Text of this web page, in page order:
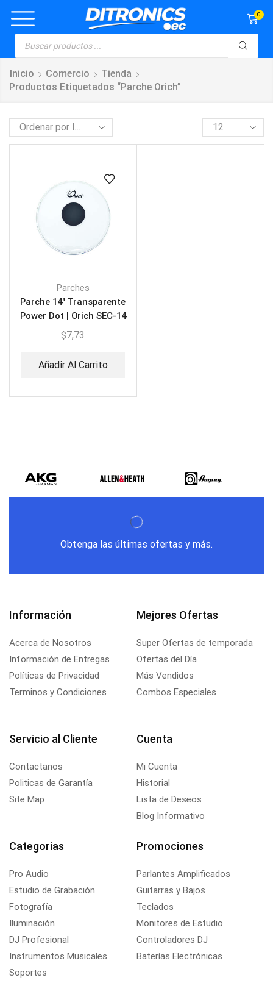
0
Inicio Comercio
Tienda
Productos Etiquetados “parche Orich”
Parches
Parche 14″ Transparente
Power Dot | Orich SEC-14
$7,73
Añadir Al Carrito
Obtenga las últimas ofertas y más.
Información
Acerca de Nosotros
Información de Entregas
Políticas de Privacidad
Terminos y Condiciones
Mejores Ofertas
Super Ofertas de temporada
Ofertas del Día
Más Vendidos
Combos Especiales
Servicio al Cliente
Contactanos
Politicas de Garantía
Site Map
Cuenta
Mi Cuenta
Historial
Lista de Deseos
Blog Informativo
Categorias
Pro Audio
Estudio de Grabación
Fotografía
Iluminación
DJ Profesional
Instrumentos Musicales
Soportes
Promociones
Parlantes Amplificados
Guitarras y Bajos
Teclados
Monitores de Estudio
Controladores DJ
Baterías Electrónicas